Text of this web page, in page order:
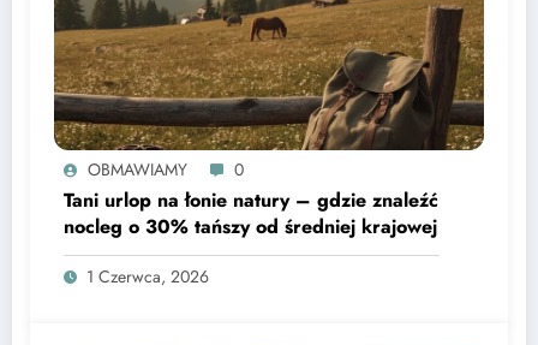
OBMAWIAMY 0
Tani urlop na łonie natury – gdzie znaleźć
nocleg o 30% tańszy od średniej krajowej
1 Czerwca, 2026